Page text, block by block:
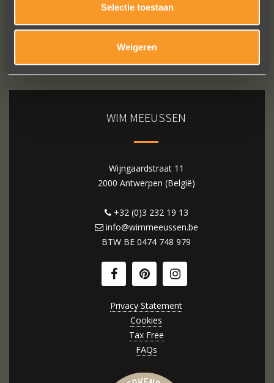
Selectie toestaan
Weigeren
WIM MEEUSSEN
Wijngaardstraat 11
2000 Antwerpen (België)
+32 (0)3 232 19 13
info@wimmeeussen.be
BTW BE 0474 748 979
Privacy Statement
Cookies
Tax Free
FAQs